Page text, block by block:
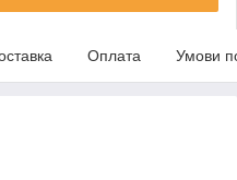
Оплата Умови